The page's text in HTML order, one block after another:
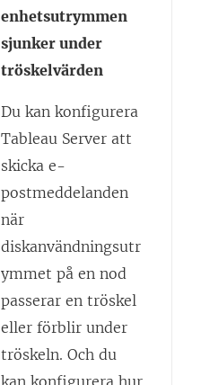
enhetsutrymmen
sjunker under
tröskelvärden
Du kan konfigurera
Tableau Server att
skicka e-
postmeddelanden
när
diskanvändningsutr
ymmet på en nod
passerar en tröskel
eller förblir under
tröskeln. Och du